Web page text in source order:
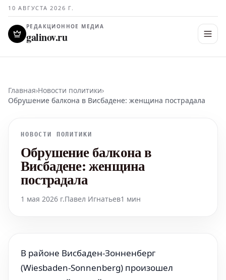
10 АВГУСТА 2026 Г.
РЕДАКЦИОННОЕ МЕДИА
galinov.ru
Главная›Новости политики›
Обрушение балкона в Висбадене: женщина пострадала
НОВОСТИ ПОЛИТИКИ
Обрушение балкона в
Висбадене: женщина
пострадала
1 мая 2026 г.Павел Игнатьев1 мин
В районе Висбаден-Зонненберг
(Wiesbaden-Sonnenberg) произошел